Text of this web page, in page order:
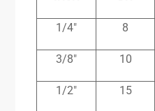
1/4″ 8
3/8″ 10
1/2″ 15